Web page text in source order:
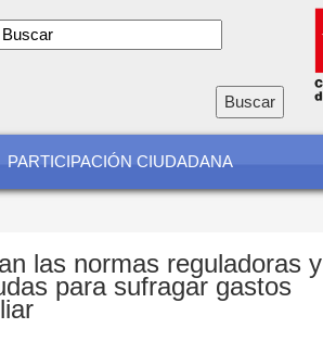
Formulario
PARTICIPACIÓN CIUDADANA
las normas reguladoras y
para sufragar gastos